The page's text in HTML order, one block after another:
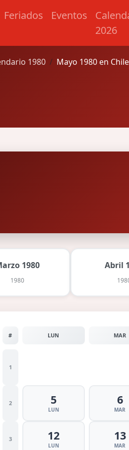
Feriados Eventos
2026
1980 Mayo 1980 en Chile
1980
1980
Abril
# LUN MAR
1
2 5
LUN
6
MAR
3 12
LUN
13
MAR